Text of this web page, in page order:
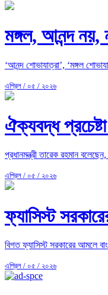
মঙ্গল, আনন্দ নয়,
‘আনন্দ শোভাযাত্রা’, ‘মঙ্গল
এপ্রিল / ০৫ / ২০২৬
ঐক্যবদ্ধ
প্রধানমন্ত্রী তারেক রহমান
এপ্রিল / ০৫ / ২০২৬
ফ্যাসিস্ট
বিগত ফ্যাসিস্ট সরকারের আমলে
এপ্রিল / ০৫ / ২০২৬